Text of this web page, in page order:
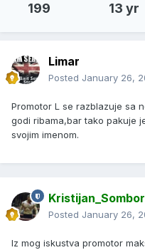
199 13 yr
Limar
Posted January 26,
Promotor L se razblazuje sa
godi ribama,bar tako pakuje
svojim imenom.
Kristijan_Sombor
Posted January 26,
Iz mog iskustva promotor